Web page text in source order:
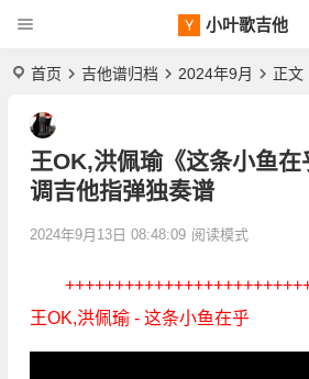
小叶歌吉他
首页 吉他谱归档 2024年9月 正文
王OK,洪佩瑜《这条小鱼在
调吉他指弹独奏谱
2024年9月13日 08:48:09 阅读模式
王OK,洪佩瑜 - 这条小鱼在乎